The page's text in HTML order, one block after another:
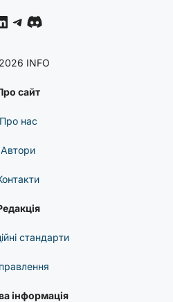
Telegram
Discord
INFO
сайт
Про нас
Автори
стандарти
інформація